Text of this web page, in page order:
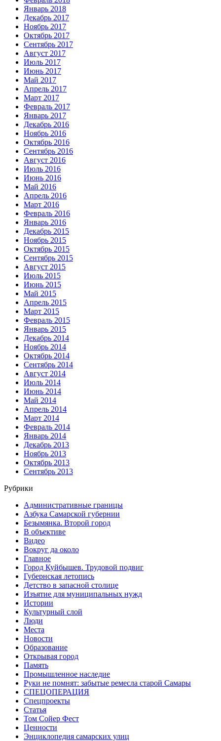
Январь 2018
Декабрь 2017
Ноябрь 2017
Октябрь 2017
Сентябрь 2017
Август 2017
Июль 2017
Июнь 2017
Май 2017
Апрель 2017
Март 2017
Февраль 2017
Январь 2017
Декабрь 2016
Ноябрь 2016
Октябрь 2016
Сентябрь 2016
Август 2016
Июль 2016
Июнь 2016
Май 2016
Апрель 2016
Март 2016
Февраль 2016
Январь 2016
Декабрь 2015
Ноябрь 2015
Октябрь 2015
Сентябрь 2015
Август 2015
Июль 2015
Июнь 2015
Май 2015
Апрель 2015
Март 2015
Февраль 2015
Январь 2015
Декабрь 2014
Ноябрь 2014
Октябрь 2014
Сентябрь 2014
Август 2014
Июль 2014
Июнь 2014
Май 2014
Апрель 2014
Март 2014
Февраль 2014
Январь 2014
Декабрь 2013
Ноябрь 2013
Октябрь 2013
Сентябрь 2013
Рубрики
Административные границы
Азбука Самарской губернии
Безымянка. Второй город
В объективе
Видео
Вокруг да около
Главное
Город Куйбышев. Трудовой подвиг
Губернская летопись
Детство в запасной столице
Изъятие для муниципальных нужд
Истории
Культурный слой
Люди
Места
Новости
Образование
Открывая город
Память
Промышленное наследие
Руки не помнят: забытые ремесла старой Самары
СПЕЦОПЕРАЦИЯ
Спецпроекты
Статья
Том Сойер Фест
Ценности
Энциклопедия самарских улиц